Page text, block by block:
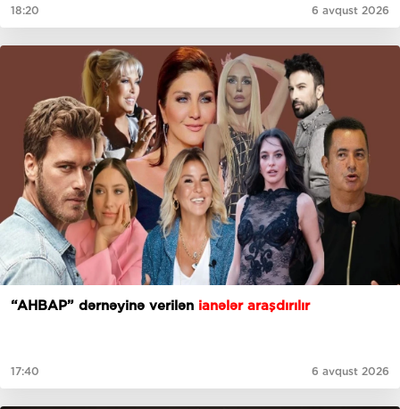
18:20 6 avqust 2026
“AHBAP” dərnəyinə verilən ianələr araşdırılır
17:40 6 avqust 2026